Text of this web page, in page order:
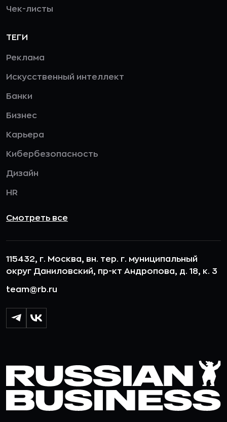
Чек-листы
ТЕГИ
Реклама
Искусственный интеллект
Банки
Бизнес
Карьера
Кибербезопасность
Дизайн
HR
Смотреть все
115432, г. Москва, вн. тер. г. муниципальный
округ Даниловский, пр-кт Андропова, д. 18, к. 3
team@rb.ru